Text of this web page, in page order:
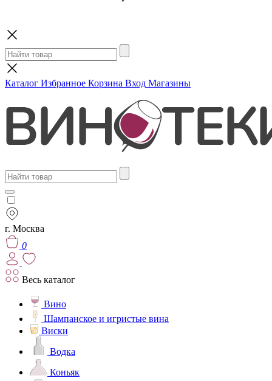
Каталог Избранное Корзина Вход Магазины
г. Москва
0
Весь каталог
Вино
Шампанское и игристые вина
Виски
Водка
Коньяк